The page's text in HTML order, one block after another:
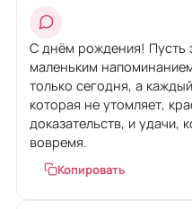
С днём рождения! Пусть
маленьким
только сегодня, а
которая не утомляет,
доказательств, и удачи,
вовремя.
Копировать